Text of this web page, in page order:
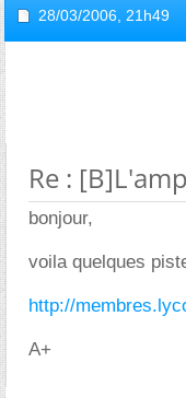
28/03/2006, 21h49
Re :
bonjour,
voila quelques
http://
A+